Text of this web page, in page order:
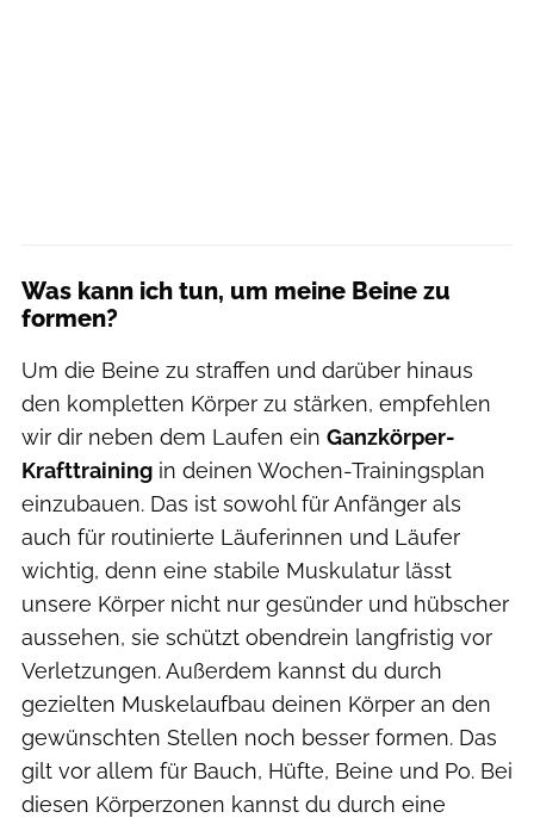
Was kann ich tun, um meine Beine zu
formen?
Um die Beine zu straffen und darüber hinaus
den kompletten Körper zu stärken, empfehlen
wir dir neben dem Laufen ein Ganzkörper-
Krafttraining in deinen Wochen-Trainingsplan
einzubauen. Das ist sowohl für Anfänger als
auch für routinierte Läuferinnen und Läufer
wichtig, denn eine stabile Muskulatur lässt
unsere Körper nicht nur gesünder und hübscher
aussehen, sie schützt obendrein langfristig vor
Verletzungen. Außerdem kannst du durch
gezielten Muskelaufbau deinen Körper an den
gewünschten Stellen noch besser formen. Das
gilt vor allem für Bauch, Hüfte, Beine und Po. Bei
diesen Körperzonen kannst du durch eine